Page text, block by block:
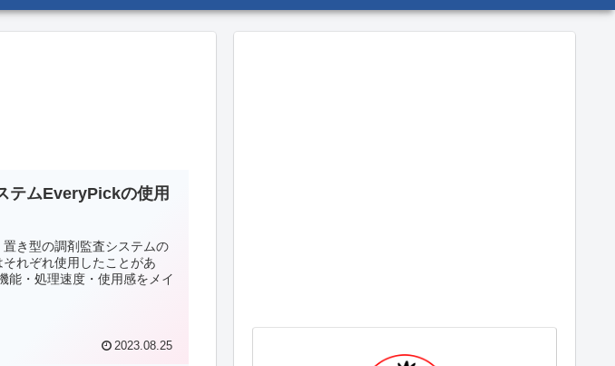
テムEveryPickの使用
き型の調剤監査システムの
れぞれ使用したことがあ
能・処理速度・使用感をメイ
2023.08.25